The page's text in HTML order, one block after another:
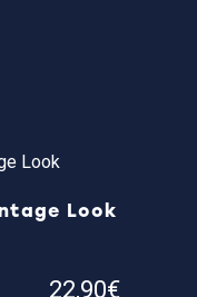
Look
22,90€